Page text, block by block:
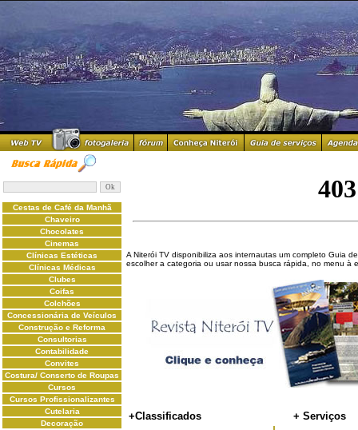
Cestas de Café da Manhã
Chaveiro
Chocolates
Cinemas
Clínicas Estéticas
Clínicas Médicas
Clubes
Coifas
Colchões
Concessionária de Veículos
Construção e Reforma
Consultorias
Contabilidade
Convites
Costura/ Conserto de Roupas
Cursos
Cursos Profissionalizantes
Cutelaria
Decoração
A Niterói TV disponibiliza aos internautas um completo Guia
escolher a categoria ou usar nossa busca rápida, no menu à
+Classificados + Serviços